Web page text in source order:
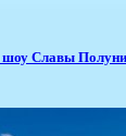
Славы